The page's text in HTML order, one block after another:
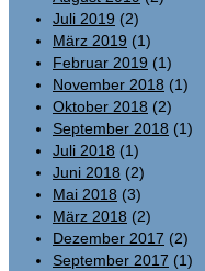
Juli 2019 (2)
März 2019 (1)
Februar 2019 (1)
November 2018 (1)
Oktober 2018 (2)
September 2018 (1)
Juli 2018 (1)
Juni 2018 (2)
Mai 2018 (3)
März 2018 (2)
Dezember 2017 (2)
September 2017 (1)